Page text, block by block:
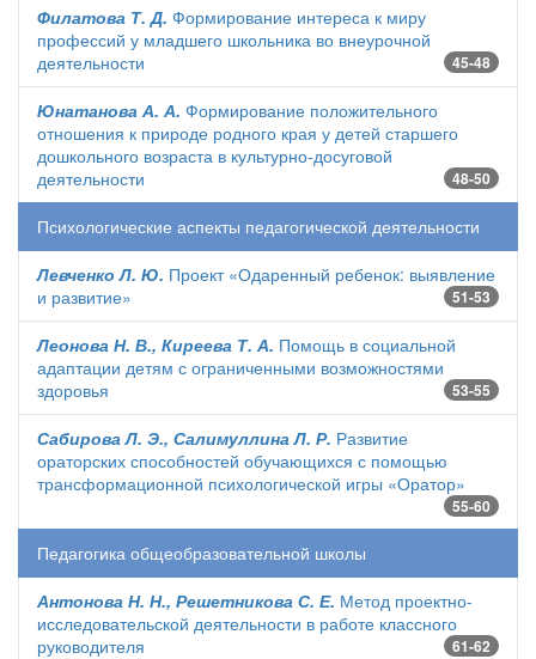
Филатова Т. Д. Формирование интереса к миру
профессий у младшего школьника во внеурочной
деятельности
45-48
Юнатанова А. А. Формирование положительного
отношения к природе родного края у детей старшего
дошкольного возраста в культурно-досуговой
деятельности
48-50
Психологические аспекты педагогической деятельности
Левченко Л. Ю. Проект «Одаренный ребенок: выявление
и развитие»
51-53
Леонова Н. В., Киреева Т. А. Помощь в социальной
адаптации детям с ограниченными возможностями
здоровья
53-55
Сабирова Л. Э., Салимуллина Л. Р. Развитие
ораторских способностей обучающихся с помощью
трансформационной психологической игры «Оратор»
55-60
Педагогика общеобразовательной школы
Антонова Н. Н., Решетникова С. Е. Метод проектно-
исследовательской деятельности в работе классного
руководителя
61-62